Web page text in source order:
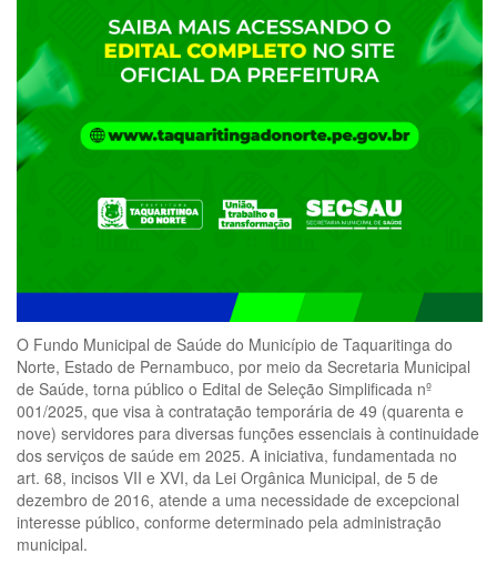
O Fundo Municipal de Saúde do Município de Taquaritinga do
Norte, Estado de Pernambuco, por meio da Secretaria Municipal
de Saúde, torna público o Edital de Seleção Simplificada nº
001/2025, que visa à contratação temporária de 49 (quarenta e
nove) servidores para diversas funções essenciais à continuidade
dos serviços de saúde em 2025. A iniciativa, fundamentada no
art. 68, incisos VII e XVI, da Lei Orgânica Municipal, de 5 de
dezembro de 2016, atende a uma necessidade de excepcional
interesse público, conforme determinado pela administração
municipal.